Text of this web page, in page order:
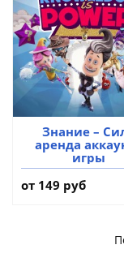
Знание –
аренда
игры
от 149 руб